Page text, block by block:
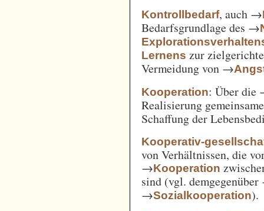
Kontrollbedarf, auch →
Bedarfsgrundlage des →
Lernens zur
Vermeidung von →
Kooperation: Über
Realisierung
Schaffung der
Kooperativ-
von Verhältnissen, die
→Kooperation
sind (vgl.
→Sozialkooperation).